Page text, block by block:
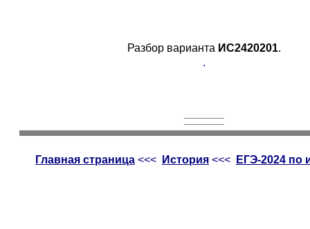
Разбор варианта ИС2420201.
.
Главная страница <<< История <<< ЕГЭ-2024 по